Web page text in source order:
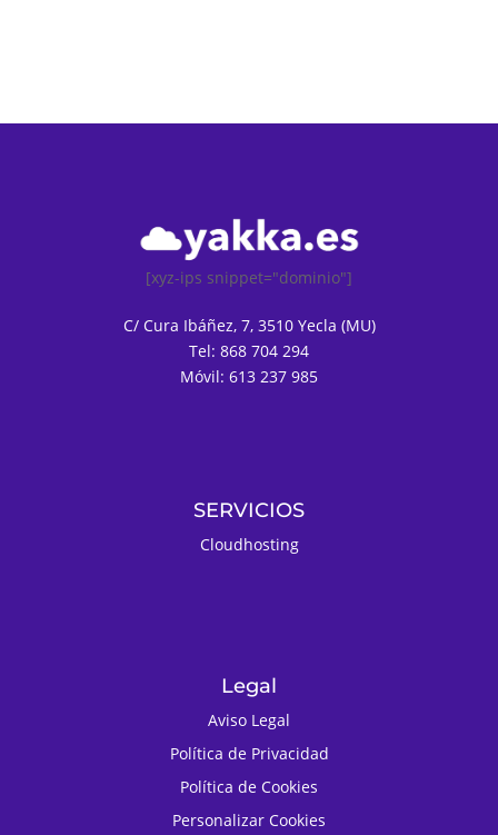
[xyz-ips snippet="dominio"]
C/ Cura Ibáñez, 7, 3510 Yecla (MU)
Tel: 868 704 294
Móvil: 613 237 985
SERVICIOS
Cloudhosting
Legal
Aviso Legal
Política de Privacidad
Política de Cookies
Personalizar Cookies